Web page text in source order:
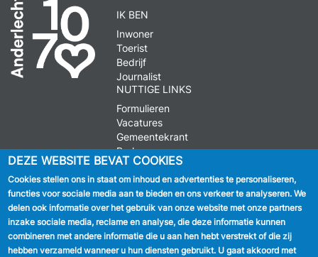
IK BEN
Inwoner
Toerist
Bedrijf
Journalist
NUTTIGE LINKS
Formulieren
Vacatures
Gemeentekrant
Parkeren
VOLG ONS
Facebook
Linkedin
DEZE WEBSITE BEVAT COOKIES
Cookies stellen ons in staat om inhoud en advertenties te personaliseren,
functies voor sociale media aan te bieden en ons verkeer te analyseren. We
delen ook informatie over het gebruik van onze website met onze partners
inzake sociale media, reclame en analyse, die deze informatie kunnen
combineren met andere informatie die u aan hen hebt verstrekt of die zij
hebben verzameld wanneer u hun diensten gebruikt. U gaat akkoord met